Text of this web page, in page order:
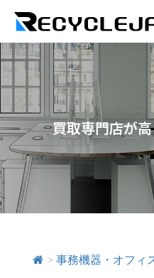
買取専門店が
> 事務機器・オフィ